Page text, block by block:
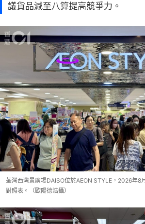
議貨品減至八算提高競爭力。
荃灣西灣景廣場DAISO位於AEON STYLE，2026年8
對照表。（歐陽德浩攝）